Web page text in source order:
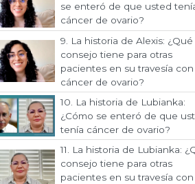
se enteró de que usted
cáncer de ovario?
9.
La historia de Alexis: ¿Qué
consejo tiene para otras
pacientes en su travesía con
cáncer de ovario?
10.
La historia de Lubianka:
¿Cómo se enteró de que
tenía cáncer de ovario?
11. La historia de Lubianka:
consejo tiene para otras
pacientes en su travesía con